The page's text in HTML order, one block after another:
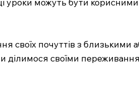
своїх почуттів з близькими
ділимося своїми